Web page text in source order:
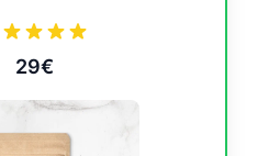
29€